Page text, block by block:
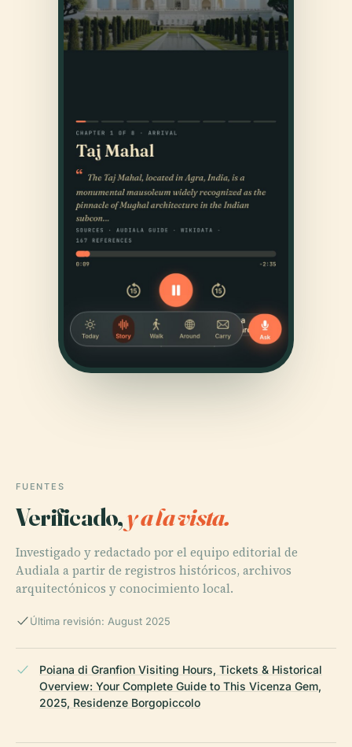
FUENTES
Verificado,y a la vista.
Investigado y redactado por el equipo editorial de
Audiala a partir de registros históricos, archivos
arquitectónicos y conocimiento local.
Última revisión: August 2025
Poiana di Granfion Visiting Hours, Tickets & Historical
Overview: Your Complete Guide to This Vicenza Gem,
2025, Residenze Borgopiccolo